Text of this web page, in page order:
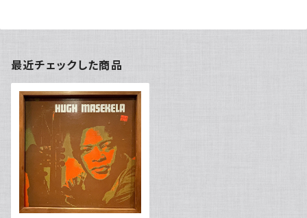
最近チェックした商品